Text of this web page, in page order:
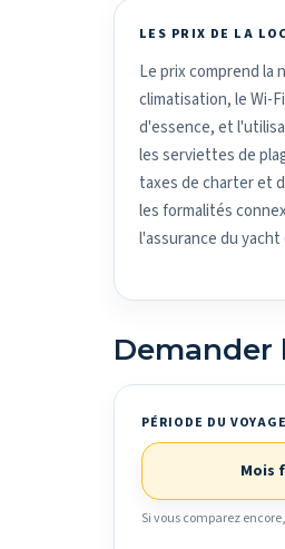
LES PRIX DE LA
Le prix comprend la
climatisation, le Wi-
d'essence, et
les serviettes de
taxes de charter et
les formalités
l'assurance du
PÉRIODE DU VOYAGE
Mois
Si vous comparez